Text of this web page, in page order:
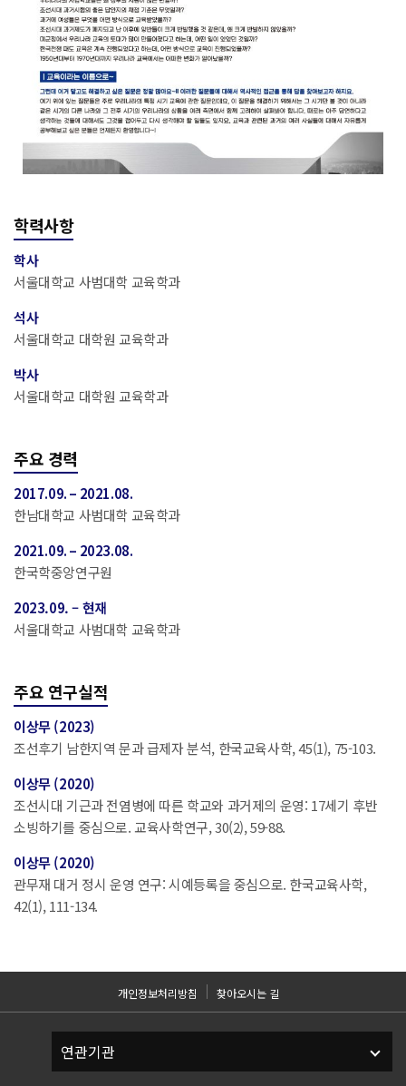
학력사항
학사
서울대학교 사범대학 교육학과
석사
서울대학교 대학원 교육학과
박사
서울대학교 대학원 교육학과
주요 경력
2017.09. – 2021.08.
한남대학교 사범대학 교육학과
2021.09. – 2023.08.
한국학중앙연구원
2023.09. – 현재
서울대학교 사범대학 교육학과
주요 연구실적
이상무 (2023)
조선후기 남한지역 문과 급제자 분석, 한국교육사학, 45(1), 75-103.
이상무 (2020)
조선시대 기근과 전염병에 따른 학교와 과거제의 운영: 17세기 후반
소빙하기를 중심으로. 교육사학연구, 30(2), 59-88.
이상무 (2020)
관무재 대거 정시 운영 연구: 시예등록을 중심으로. 한국교육사학,
42(1), 111-134.
개인정보처리방침 찾아오시는 길